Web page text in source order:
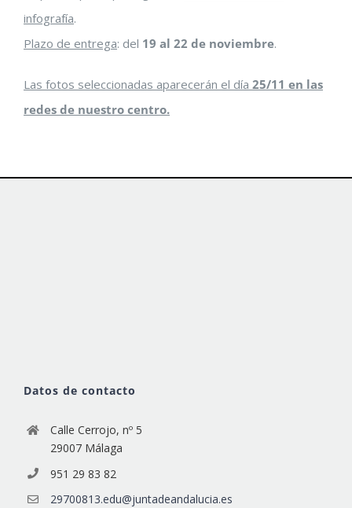
infografía.
Plazo de entrega: del 19 al 22 de noviembre.
Las fotos seleccionadas aparecerán el día 25/11 en las
redes de nuestro centro.
Datos de contacto
Calle Cerrojo, nº 5
29007 Málaga
951 29 83 82
29700813.edu@juntadeandalucia.es